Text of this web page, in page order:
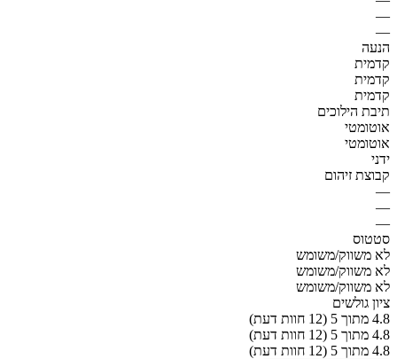
—
—
הנעה
קדמית
קדמית
קדמית
תיבת הילוכים
אוטומטי
אוטומטי
ידני
קבוצת זיהום
—
—
—
סטטוס
לא משווק/משומש
לא משווק/משומש
לא משווק/משומש
ציון גולשים
4.8 מתוך 5 (12 חוות דעת)
4.8 מתוך 5 (12 חוות דעת)
4.8 מתוך 5 (12 חוות דעת)